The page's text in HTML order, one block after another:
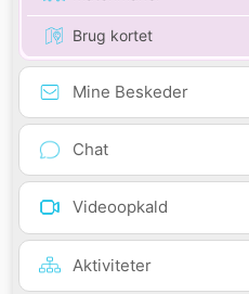
Brug kortet
Mine Beskeder
Chat
Videoopkald
Aktiviteter